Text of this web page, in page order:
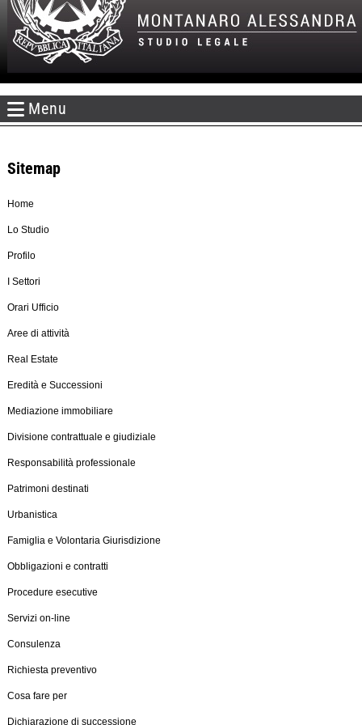
Menu
Sitemap
Home
Lo Studio
Profilo
I Settori
Orari Ufficio
Aree di attività
Real Estate
Eredità e Successioni
Mediazione immobiliare
Divisione contrattuale e giudiziale
Responsabilità professionale
Patrimoni destinati
Urbanistica
Famiglia e Volontaria Giurisdizione
Obbligazioni e contratti
Procedure esecutive
Servizi on-line
Consulenza
Richiesta preventivo
Cosa fare per
Dichiarazione di successione